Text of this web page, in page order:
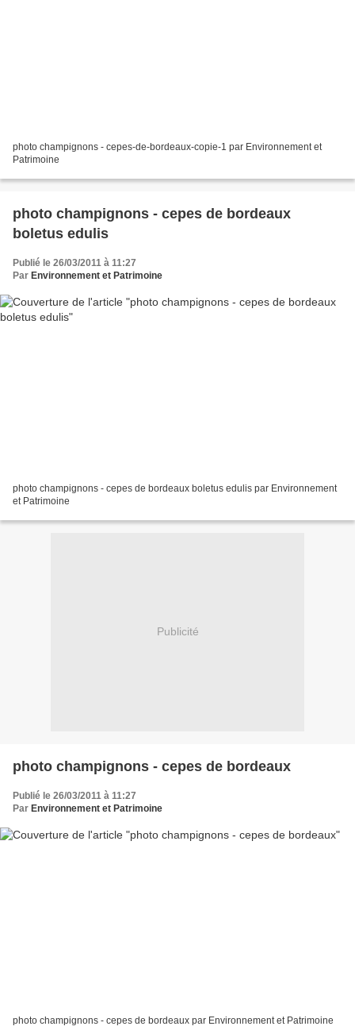
photo champignons - cepes-de-bordeaux-copie-1 par Environnement et
Patrimoine
photo champignons - cepes de bordeaux
boletus edulis
Publié le 26/03/2011 à 11:27
Par Environnement et Patrimoine
photo champignons - cepes de bordeaux boletus edulis par Environnement
et Patrimoine
Publicité
photo champignons - cepes de bordeaux
Publié le 26/03/2011 à 11:27
Par Environnement et Patrimoine
photo champignons - cepes de bordeaux par Environnement et Patrimoine